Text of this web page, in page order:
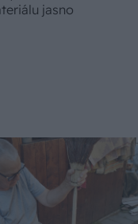
jasno